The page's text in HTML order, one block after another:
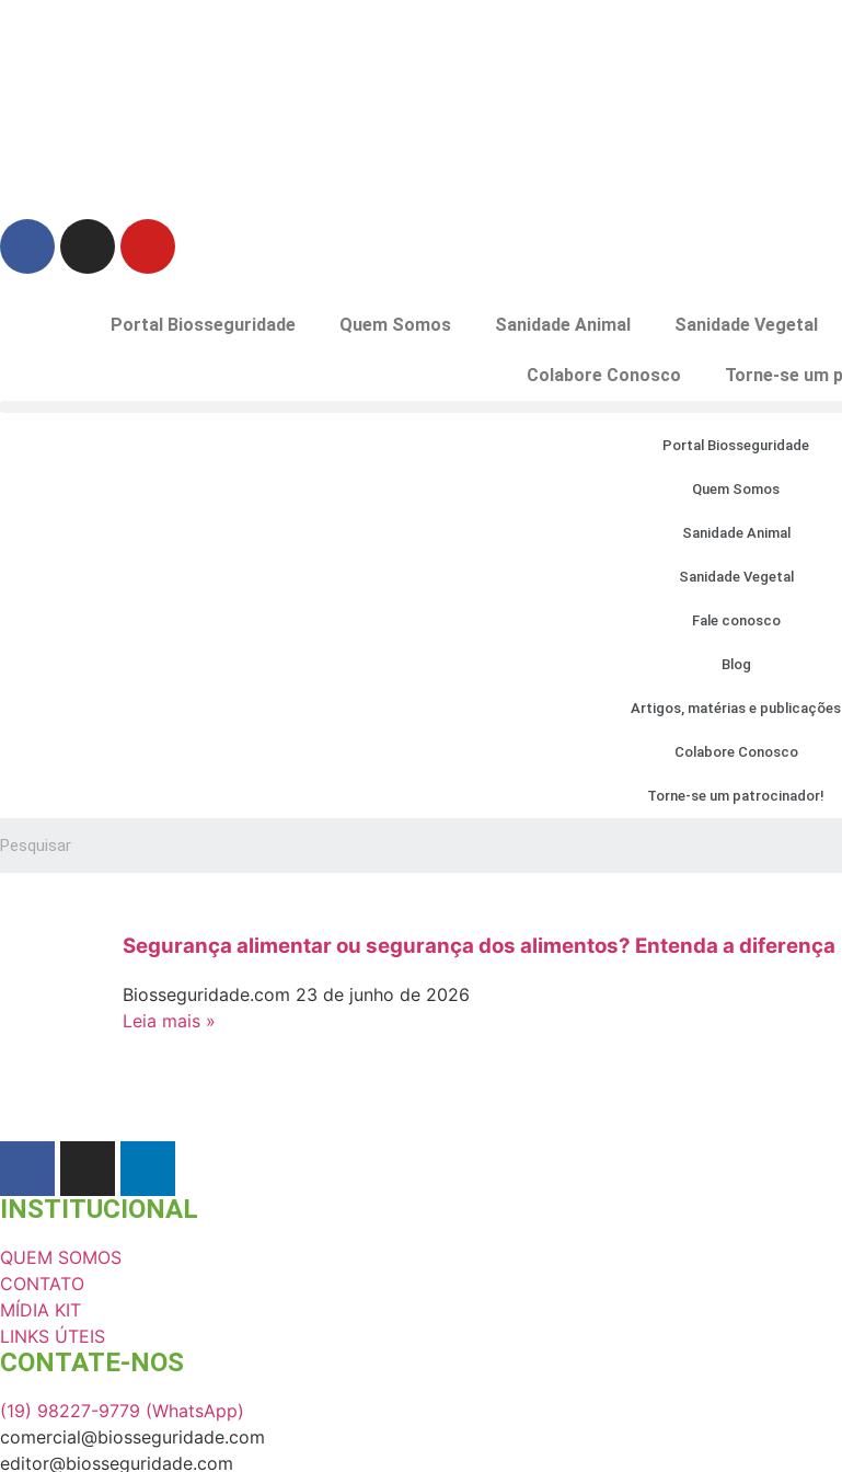
Portal Biosseguridade Quem Somos Sanidade Animal Sanidade Vegetal
Colabore Conosco Torne-se um
Portal Biosseguridade
Quem Somos
Sanidade Animal
Sanidade Vegetal
Fale conosco
Blog
Artigos, matérias e publicações
Colabore Conosco
Torne-se um patrocinador!
Segurança alimentar ou segurança dos alimentos? Entenda a diferença
Biosseguridade.com 23 de junho de 2026
Leia mais »
INSTITUCIONAL
QUEM SOMOS
CONTATO
MÍDIA KIT
LINKS ÚTEIS
CONTATE-NOS ​
(19) 98227-9779 (WhatsApp)
comercial@biosseguridade.com
editor@biosseguridade.com